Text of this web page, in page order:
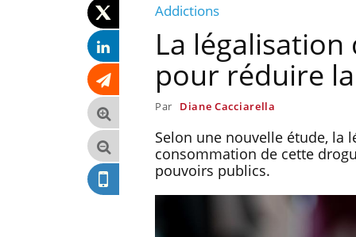
Addictions
La
pour réduire
Par Diane Cacciarella
Selon une nouvelle étude, la
consommation de cette
pouvoirs publics.